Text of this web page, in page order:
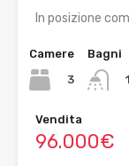
In posizione
Camere
3
Bagni
1
Vendita
96.000€